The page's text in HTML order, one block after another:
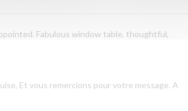
Fabulous window table, thoughtful,
Et vous remercions pour votre message. A